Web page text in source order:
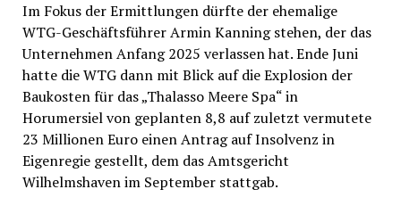
Im Fokus der Ermittlungen dürfte der ehemalige
WTG-Geschäftsführer Armin Kanning stehen, der das
Unternehmen Anfang 2025 verlassen hat. Ende Juni
hatte die WTG dann mit Blick auf die Explosion der
Baukosten für das „Thalasso Meere Spa“ in
Horumersiel von geplanten 8,8 auf zuletzt vermutete
23 Millionen Euro einen Antrag auf Insolvenz in
Eigenregie gestellt, dem das Amtsgericht
Wilhelmshaven im September stattgab.